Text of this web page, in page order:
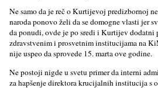
Ne samo da je reč o Kurtijevoj predizbornoj
naroda ponovo želi da se domogne vlasti jer
da ponudi, ovde je po sredi i Kurtijev dodatni
zdravstvenim i prosvetnim institucijama na
nije uspeo da sprovede 15. marta ove godine.
Ne postoji nigde u svetu primer da interni
za hapšenje direktora krucijalnih institucija s